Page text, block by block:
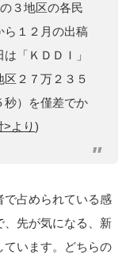
３地区の各民
ら１２月の出稿
「ＫＤＤＩ」
２７万２３５
秒）を僅差でか
より)
で占められている感
、先が気になる、新
ています。どちらの